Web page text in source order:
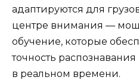
адаптируются для
центре внимания —
обучение, которые
точность
в реальном времени.